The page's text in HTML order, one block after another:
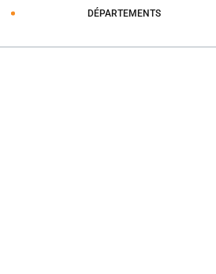
DÉPARTEMENTS